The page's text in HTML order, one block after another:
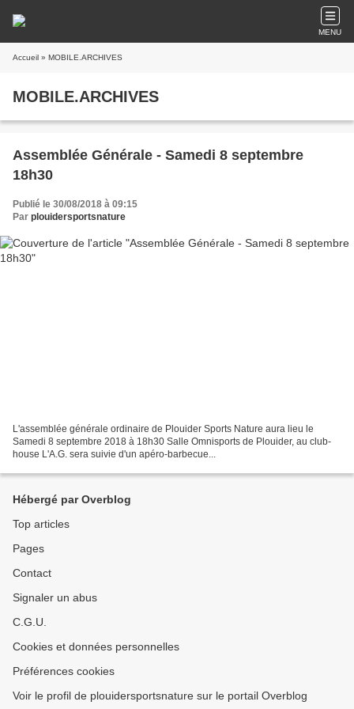
MENU
Accueil » MOBILE.ARCHIVES
MOBILE.ARCHIVES
Assemblée Générale - Samedi 8 septembre
18h30
Publié le 30/08/2018 à 09:15
Par plouidersportsnature
L'assemblée générale ordinaire de Plouider Sports Nature aura lieu le
Samedi 8 septembre 2018 à 18h30 Salle Omnisports de Plouider, au club-
house L'A.G. sera suivie d'un apéro-barbecue...
Hébergé par Overblog
Top articles
Pages
Contact
Signaler un abus
C.G.U.
Cookies et données personnelles
Préférences cookies
Voir le profil de plouidersportsnature sur le portail Overblog